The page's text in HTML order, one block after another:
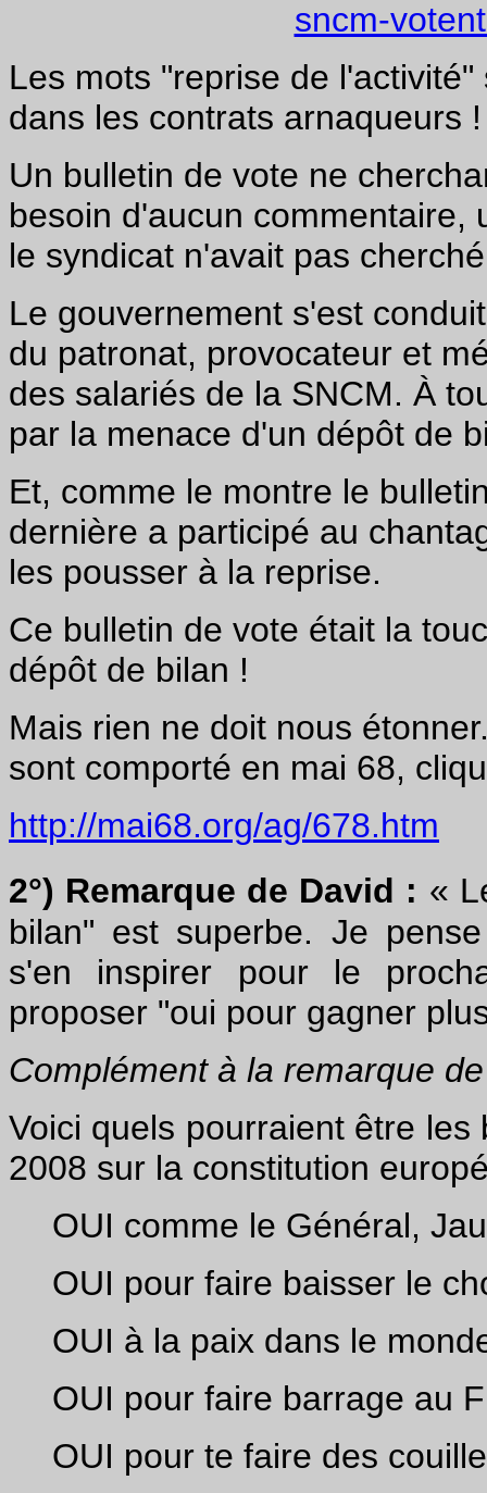
sncm-
Les mots "reprise de
dans les contrats arnaqueurs !
Un bulletin de vote ne
besoin d'aucun commentaire,
le syndicat n'avait pas
Le gouvernement s'est
du patronat, provocateur et
des salariés de la SNCM. À
par la menace d'un dépôt de
Et, comme le montre le
dernière a participé au
les pousser à la reprise.
Ce bulletin de vote était la
dépôt de bilan !
Mais rien ne doit nous
sont comporté en mai 68,
http://mai68.org/ag/678.htm
2°) Remarque de David : «
bilan" est superbe. Je
s'en inspirer pour le
proposer "oui pour gagner
Complément à la remarque
Voici quels pourraient être
2008 sur la constitution
OUI comme le Général,
OUI pour faire baisser le
OUI à la paix dans le
OUI pour faire barrage au
OUI pour te faire des